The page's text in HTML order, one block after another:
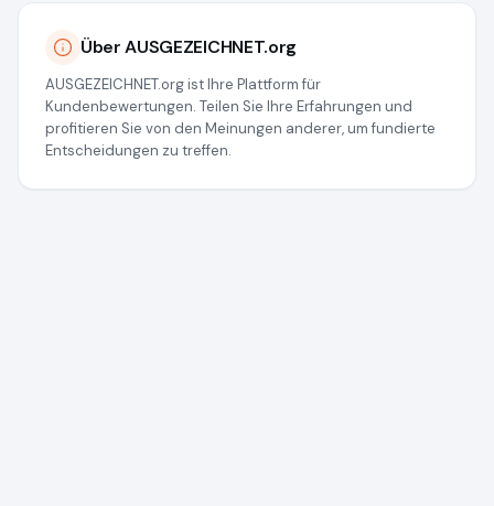
Über AUSGEZEICHNET.org
AUSGEZEICHNET.org ist Ihre Plattform für
Kundenbewertungen. Teilen Sie Ihre Erfahrungen und
profitieren Sie von den Meinungen anderer, um fundierte
Entscheidungen zu treffen.